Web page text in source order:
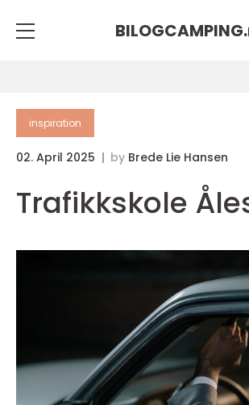
BILOGCAMPING.
inspiration
02. April 2025 by Brede Lie Hansen
Trafikkskole